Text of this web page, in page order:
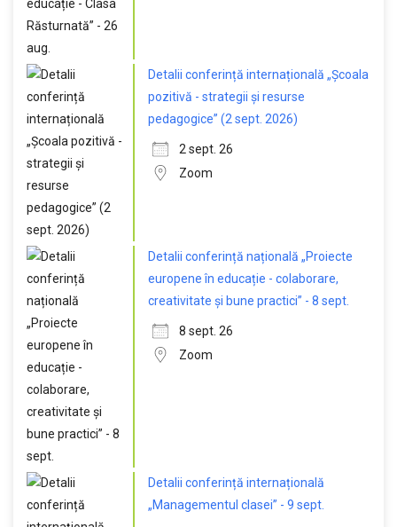
Detalii conferință internațională „Școala
pozitivă - strategii și resurse
pedagogice” (2 sept. 2026)
2 sept. 26
Zoom
Detalii conferință națională „Proiecte
europene în educație - colaborare,
creativitate și bune practici” - 8 sept.
8 sept. 26
Zoom
Detalii conferință internațională
„Managementul clasei” - 9 sept.